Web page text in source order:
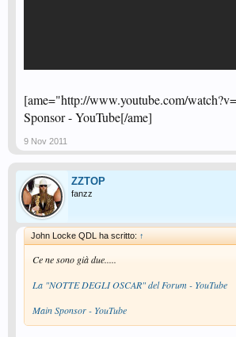
[ame="http://www.youtube.com/
Sponsor - YouTube[/ame]
9 Nov 2011
ZZTOP
fanzz
John Locke QDL ha scritto: ↑
Ce ne sono già due.....
La "NOTTE DEGLI OSCAR" del Forum - YouTube
Main Sponsor - YouTube